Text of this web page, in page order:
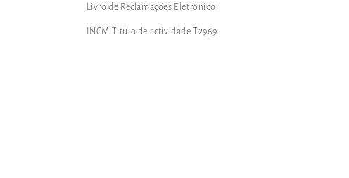
Livro de Reclamações Eletrónico
INCM Titulo de actividade T2969